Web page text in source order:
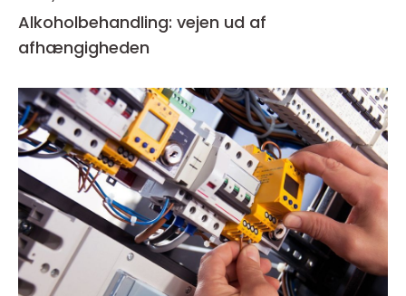
Alkoholbehandling: vejen ud af
afhængigheden